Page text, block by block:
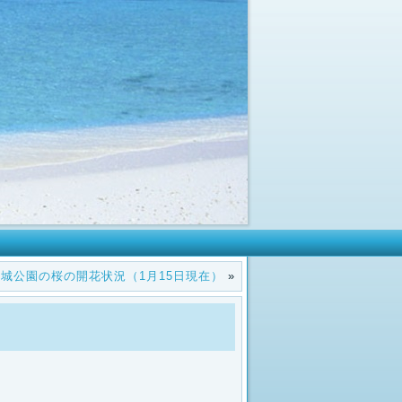
公園の桜の開花状況（1月15日現在） »